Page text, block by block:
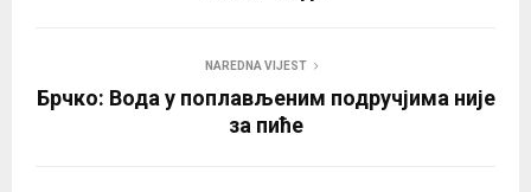
NAREDNA VIJEST
Брчко: Вода у поплављеним подручјима није
за пиће